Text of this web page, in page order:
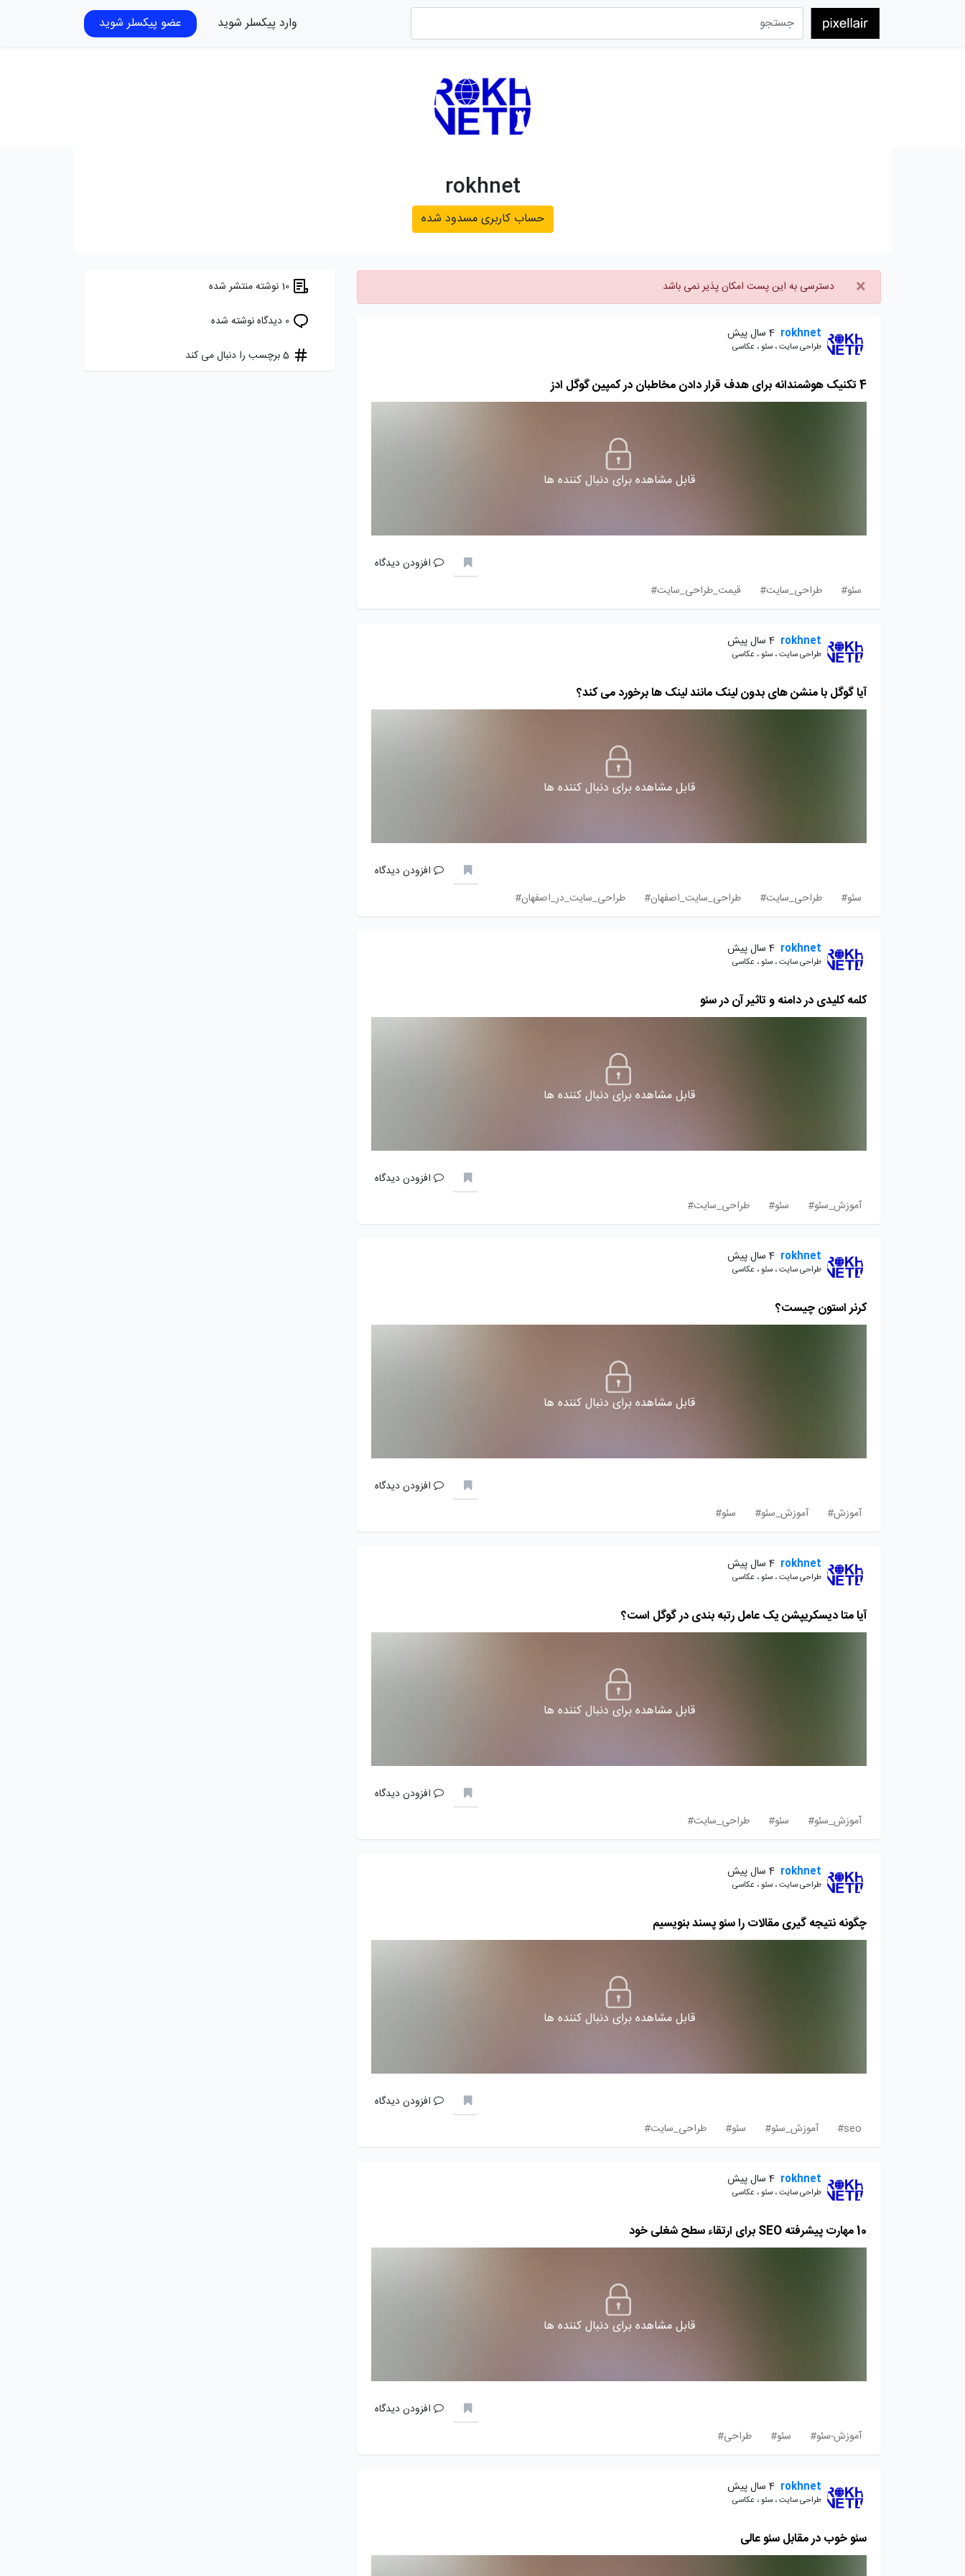
وارد پیکسلر شوید عضو پیکسلر شوید
rokhnet
حساب کاربری مسدود شده
× دسترسی به این پست امکان پذیر نمی باشد
rokhnet 4 سال پیش
طراحی سایت ، سئو ، عکاسی
4 تکنیک هوشمندانه برای هدف قرار دادن مخاطبان در کمپین گوگل ادز
قابل مشاهده برای دنبال کننده ها
افزودن دیدگاه
سئو#
طراحی_سایت# قیمت_طراحی_سایت#
rokhnet 4 سال پیش
طراحی سایت ، سئو ، عکاسی
آیا گوگل با منشن های بدون لینک مانند لینک ها برخورد می کند؟
قابل مشاهده برای دنبال کننده ها
افزودن دیدگاه
سئو#
طراحی_سایت# طراحی_سایت_اصفهان# طراحی_سایت_در_اصفهان#
rokhnet 4 سال پیش
طراحی سایت ، سئو ، عکاسی
کلمه کلیدی در دامنه و تاثیر آن در سئو
قابل مشاهده برای دنبال کننده ها
افزودن دیدگاه
آموزش_سئو#
سئو# طراحی_سایت#
rokhnet 4 سال پیش
طراحی سایت ، سئو ، عکاسی
کرنر استون چیست؟
قابل مشاهده برای دنبال کننده ها
افزودن دیدگاه
آموزش#
آموزش_سئو# سئو#
rokhnet 4 سال پیش
طراحی سایت ، سئو ، عکاسی
آیا متا دیسکریپشن یک عامل رتبه بندی در گوگل است؟
قابل مشاهده برای دنبال کننده ها
افزودن دیدگاه
آموزش_سئو#
سئو# طراحی_سایت#
rokhnet 4 سال پیش
طراحی سایت ، سئو ، عکاسی
چگونه نتیجه گیری مقالات را سئو پسند بنویسیم
قابل مشاهده برای دنبال کننده ها
افزودن دیدگاه
seo#
آموزش_سئو# سئو# طراحی_سایت#
rokhnet 4 سال پیش
طراحی سایت ، سئو ، عکاسی
10 مهارت پیشرفته SEO برای ارتقاء سطح شغلی خود
قابل مشاهده برای دنبال کننده ها
افزودن دیدگاه
آموزش-سئو#
سئو# طراحی#
rokhnet 4 سال پیش
طراحی سایت ، سئو ، عکاسی
سئو خوب در مقابل سئو عالی